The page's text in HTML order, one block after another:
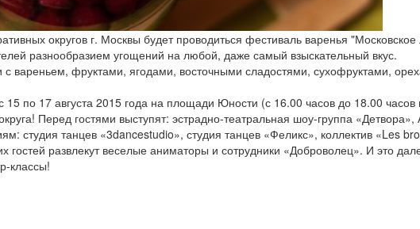
округов г. Москвы будет проводиться фестиваль варенья
разнообразием угощений на любой, даже самый взыскательный вкус.
вареньем, фруктами, ягодами, восточными сладостями, сухофруктами,
по 17 августа 2015 года на площади Юности (с 16.00 часов до 18.00 часов
Перед гостями выступят: эстрадно-театральная шоу-группа
студия танцев «3dancestudio», студия танцев «Феликс», коллектив «Les
развлекут веселые аниматоры и сотрудники «Доброволец». И это
классы!